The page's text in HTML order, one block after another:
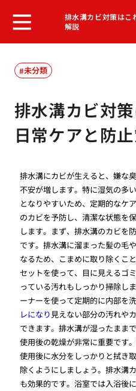
排水溝カビ対策はこ
解説
未分類
排水溝カビ対
日常ケアと防
排水溝にカビが生えると、嫌な
不安が増します。特に湿気の多
となりやすいため、定期的なケ
のカビを予防し、清潔な状態を
します。まず、排水溝のカビを
です。排水溝に溜まった髪の毛
なるため、こまめに取り除くこ
セットを使って、目に見えるゴ
っている汚れもしっかり掃除し
ーナーを使って定期的に内部を
レになり 見えない部分の汚れや
できます。排水溝が湿ったまま
使用後の乾燥が非常に重要です
使用後に水分をしっかりと拭き
除くようにしましょう。排水溝
も効果的です。浴室では入浴後